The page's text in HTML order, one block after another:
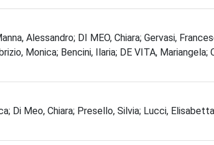
Alessandro; DI MEO, Chiara; Gervasi,
Monica; Bencini, Ilaria; DE VITA,
Di Meo, Chiara; Presello, Silvia; Lucci,